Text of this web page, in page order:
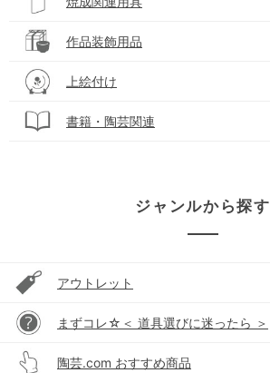
作品装飾用品
上絵付け
書籍・陶芸関連
ジャンルから探す
アウトレット
まずコレ☆＜ 道具選びに迷ったら ＞
陶芸.com おすすめ商品